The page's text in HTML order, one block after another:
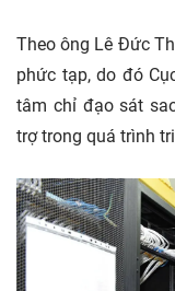
Theo ông Lê Đức
phức tạp, do đó
tâm chỉ đạo sát
trợ trong quá trình